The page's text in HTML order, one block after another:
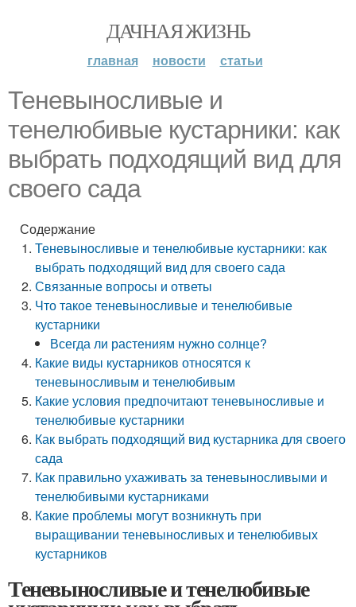
ДАЧНАЯ ЖИЗНЬ
главная новости статьи
Теневыносливые и
тенелюбивые кустарники: как
выбрать подходящий вид для
своего сада
Содержание
Теневыносливые и тенелюбивые кустарники: как
выбрать подходящий вид для своего сада
Связанные вопросы и ответы
Что такое теневыносливые и тенелюбивые
кустарники
Всегда ли растениям нужно солнце?
Какие виды кустарников относятся к
теневыносливым и тенелюбивым
Какие условия предпочитают теневыносливые и
тенелюбивые кустарники
Как выбрать подходящий вид кустарника для своего
сада
Как правильно ухаживать за теневыносливыми и
тенелюбивыми кустарниками
Какие проблемы могут возникнуть при
выращивании теневыносливых и тенелюбивых
кустарников
Теневыносливые и тенелюбивые